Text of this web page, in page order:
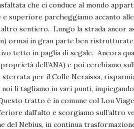
che ci conduce al mondo
superiore parcheggiamo accanto
sentiero. Lungo la strada ancor
ormai in gran parte ben
tetto in paglia di segale. Ancora
dell’ANA) e poi cerchiamo
per il Colle Neraissa,
li tagliamo in vari punti,
tratto è in comune col Lou
dall’alto e scorgiamo sull’altro
del Nebius, in continua